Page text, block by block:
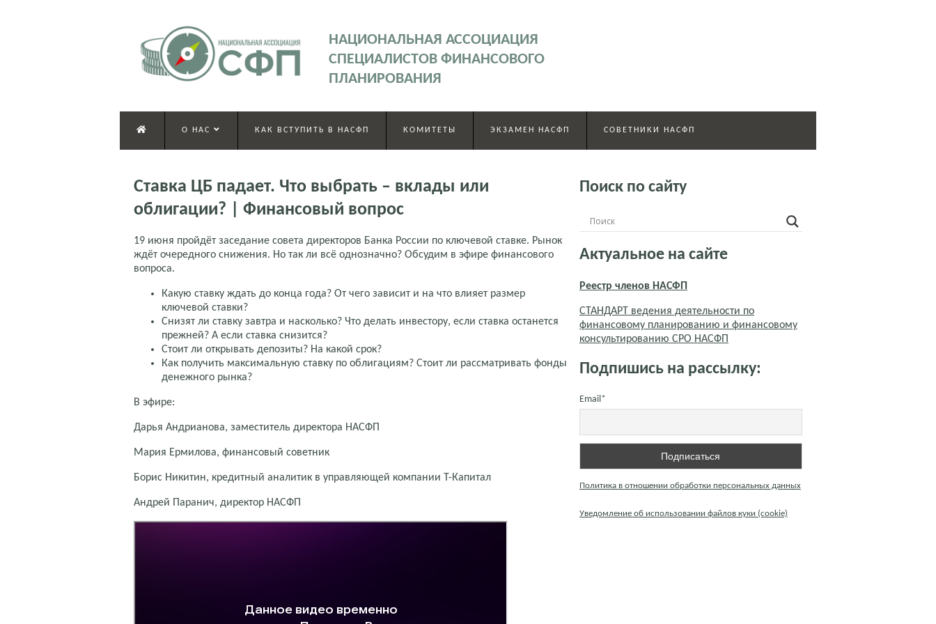
НАЦИОНАЛЬНАЯ АССОЦИАЦИЯ
СПЕЦИАЛИСТОВ ФИНАНСОВОГО
ПЛАНИРОВАНИЯ
О НАС КАК ВСТУПИТЬ В НАСФП КОМИТЕТЫ ЭКЗАМЕН НАСФП СОВЕТНИКИ НАСФП
Ставка ЦБ падает. Что выбрать – вклады или
облигации? | Финансовый вопрос
19 июня пройдёт заседание совета директоров Банка России по ключевой ставке. Рынок
ждёт очередного снижения. Но так ли всё однозначно? Обсудим в эфире финансового
вопроса.
Какую ставку ждать до конца года? От чего зависит и на что влияет размер
ключевой ставки?
Снизят ли ставку завтра и насколько? Что делать инвестору, если ставка останется
прежней? А если ставка снизится?
Стоит ли открывать депозиты? На какой срок?
Как получить максимальную ставку по облигациям? Стоит ли рассматривать фонды
денежного рынка?
В эфире:
Дарья Андрианова, заместитель директора НАСФП
Мария Ермилова, финансовый советник
Борис Никитин, кредитный аналитик в управляющей компании Т-Капитал
Андрей Паранич, директор НАСФП
Поиск по сайту
Актуальное на сайте
Реестр членов НАСФП
СТАНДАРТ ведения деятельности по
финансовому планированию и финансовому
консультированию СРО НАСФП
Подпишись на рассылку:
Email*
Политика в отношении обработки персональных данных
Уведомление об использовании файлов куки (cookie)